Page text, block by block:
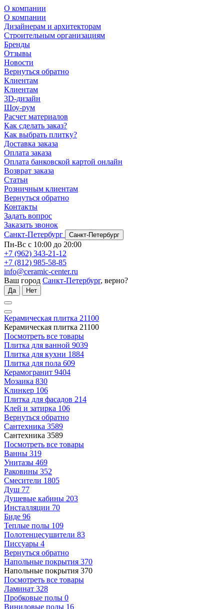
О компании
О компании
Дизайнерам и архитекторам
Строительным организациям
Бренды
Отзывы
Новости
Вернуться обратно
Клиентам
Клиентам
3D-дизайн
Шоу-рум
Расчет материалов
Как сделать заказ?
Как выбрать плитку?
Доставка заказа
Оплата заказа
Оплата банковской картой онлайн
Возврат заказа
Статьи
Розничным клиентам
Вернуться обратно
Контакты
Задать вопрос
Заказать звонок
Санкт-Петербург
Санкт-Петербург
Пн-Вс с 10:00 до 20:00
+7 (962) 343-21-12
+7 (812) 985-58-85
info@ceramic-center.ru
Ваш город Санкт-Петербург, верно?
Да Нет
Керамическая плитка 21100
Керамическая плитка 21100
Посмотреть все товары
Плитка для ванной 9039
Плитка для кухни 1884
Плитка для пола 609
Керамогранит 9404
Мозаика 830
Клинкер 106
Плитка для фасадов 214
Клей и затирка 106
Вернуться обратно
Сантехника 3589
Сантехника 3589
Посмотреть все товары
Ванны 319
Унитазы 469
Раковины 352
Смесители 1805
Душ 77
Душевые кабины 203
Инсталляции 70
Биде 96
Теплые полы 109
Полотенцесушители 83
Писсуары 4
Вернуться обратно
Напольные покрытия 370
Напольные покрытия 370
Посмотреть все товары
Ламинат 328
Пробковые полы 0
Виниловые полы 16